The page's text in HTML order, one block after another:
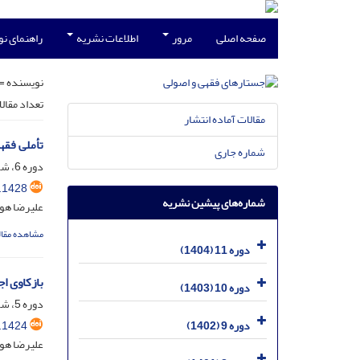
صفحه اصلی مرور اطلاعات نشریه راهنمای
نویسنده
تعداد
تأملی فقهی در ماده «944» قانون
دوره 6، شماره 4، اسفند 1399، صفحه
علیرضا
مشاهده
بازکاوی
دوره 5، شماره 1، خرداد 1398، صفحه
علیرضا
مقالات آماده انتشار
شماره جاری
شماره‌های پیشین نشریه
دوره 11 (1404)
دوره 10 (1403)
دوره 9 (1402)